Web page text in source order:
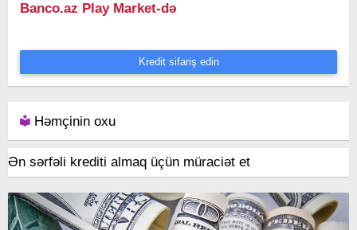
Banco.az Play Market-də
Kredit sifariş edin
Həmçinin oxu
Ən sərfəli krediti almaq üçün müraciət et